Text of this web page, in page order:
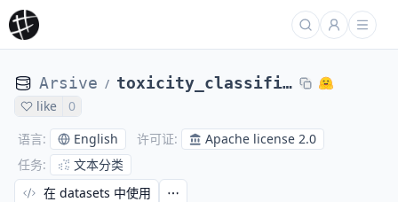
Arsive / toxicity_classification_jigsaw
like
0
语言: English 许可证:
Apache license 2.0
任务: 文本分类
在 datasets 中使用